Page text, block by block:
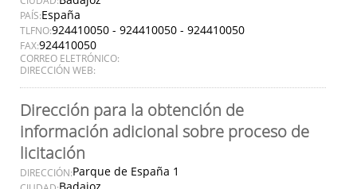
PAÍS:España
TLFNO:924410050 - 924410050 - 924410050
FAX:924410050
CORREO ELETRÓNICO:
DIRECCIÓN WEB:
Dirección para la obtención de
información adicional sobre proceso de
licitación
DIRECCIÓN:Parque de España 1